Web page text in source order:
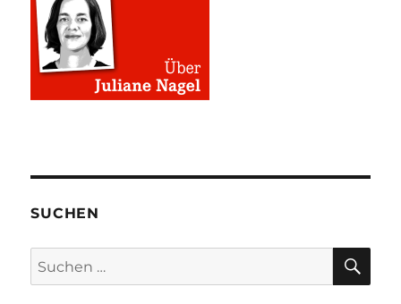
SUCHEN
Suchen
nach: